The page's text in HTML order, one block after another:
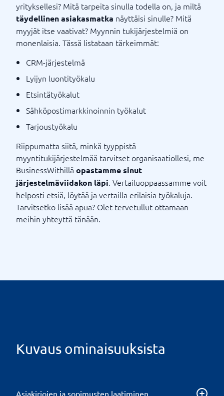
yrityksellesi? Mitä tarpeita sinulla todella on, ja miltä
täydellinen asiakasmatka näyttäisi sinulle? Mitä
myyjät itse vaativat? Myynnin tukijärjestelmiä on
monenlaisia. Tässä listataan tärkeimmät:
CRM-järjestelmä
Lyijyn luontityökalu
Etsintätyökalut
Sähköpostimarkkinoinnin työkalut
Tarjoustyökalu
Riippumatta siitä, minkä tyyppistä
myyntitukijärjestelmää tarvitset organisaatiollesi, me
BusinessWithillä opastamme sinut
järjestelmäviidakon läpi. Vertailuoppaassamme voit
helposti etsiä, löytää ja vertailla erilaisia ​​työkaluja.
Tarvitsetko lisää apua? Olet tervetullut ottamaan
meihin yhteyttä tänään.
Kuvaus ominaisuuksista
Asiakirjojen ja sopimusten laatiminen